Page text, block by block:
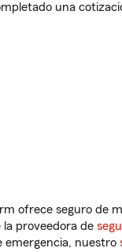
una
ofrece seguro de
proveedora de
emergencia, nuestro